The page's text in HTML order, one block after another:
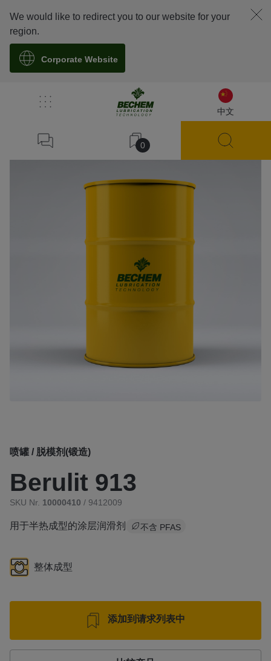
中文
0
We would like to redirect you to our website for your
region.
Corporate Website
溯源
喷罐 / 脱模剂(锻造)
Berulit 913
SKU Nr. 10000410 / 9412009
用于半热成型的涂层润滑剂 不含 PFAS
整体成型
添加到请求列表中